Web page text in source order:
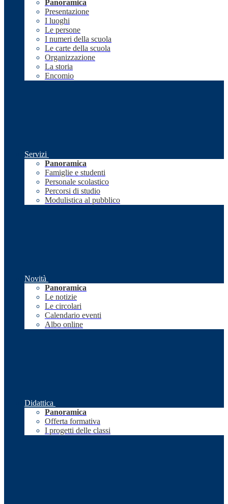
Panoramica
Presentazione
I luoghi
Le persone
I numeri della scuola
Le carte della scuola
Organizzazione
La storia
Encomio
Servizi
Panoramica
Famiglie e studenti
Personale scolastico
Percorsi di studio
Modulistica al pubblico
Novità
Panoramica
Le notizie
Le circolari
Calendario eventi
Albo online
Didattica
Panoramica
Offerta formativa
I progetti delle classi